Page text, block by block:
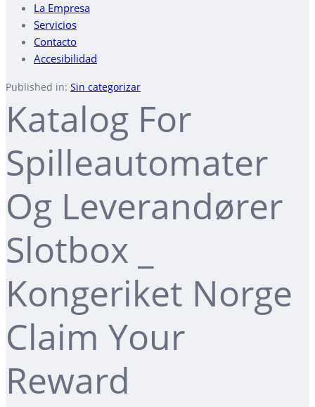
La Empresa
Servicios
Contacto
Accesibilidad
Published in: Sin categorizar
Katalog For
Spilleautomater
Og Leverandører
Slotbox _
Kongeriket Norge
Claim Your
Reward